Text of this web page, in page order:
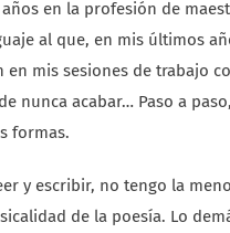
en la profesión de
al que, en mis últimos
mis sesiones de trabajo
nunca acabar… Paso a
formas.
y escribir, no tengo la
de la poesía. Lo